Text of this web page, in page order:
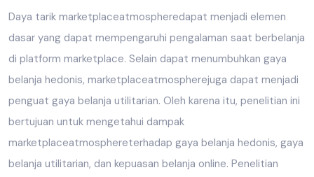
Daya tarik marketplaceatmospheredapat menjadi elemen
dasar yang dapat mempengaruhi pengalaman saat berbelanja
di platform marketplace. Selain dapat menumbuhkan gaya
belanja hedonis, marketplaceatmospherejuga dapat menjadi
penguat gaya belanja utilitarian. Oleh karena itu, penelitian ini
bertujuan untuk mengetahui dampak
marketplaceatmosphereterhadap gaya belanja hedonis, gaya
belanja utilitarian, dan kepuasan belanja online. Penelitian